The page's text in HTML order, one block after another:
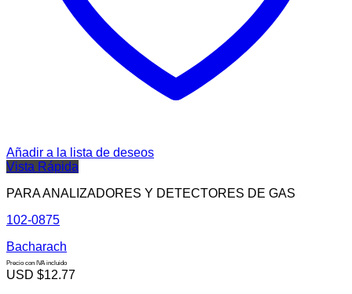
Añadir a la lista de deseos
Vista Rápida
PARA ANALIZADORES Y DETECTORES DE GAS
102-0875
Bacharach
Precio con IVA incluido
USD $12.77